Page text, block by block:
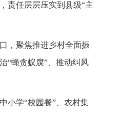
责任层层压实到县级“主
，聚焦推进乡村全面振
“蝇贪蚁腐”、推动纠风
小学“校园餐”、农村集